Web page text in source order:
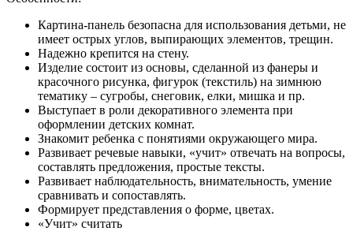
Картина-панель безопасна для использования детьми, не
имеет острых углов, выпирающих элементов, трещин.
Надежно крепится на стену.
Изделие состоит из основы, сделанной из фанеры и
красочного рисунка, фигурок (текстиль) на зимнюю
тематику – сугробы, снеговик, елки, мишка и пр.
Выступает в роли декоративного элемента при
оформлении детских комнат.
Знакомит ребенка с понятиями окружающего мира.
Развивает речевые навыки, «учит» отвечать на вопросы,
составлять предложения, простые тексты.
Развивает наблюдательность, внимательность, умение
сравнивать и сопоставлять.
Формирует представления о форме, цветах.
«Учит» считать